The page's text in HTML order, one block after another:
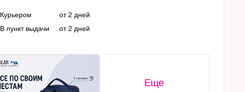
Курьером
В пункт выдачи
от 2 дней
от 2 дней
Еще